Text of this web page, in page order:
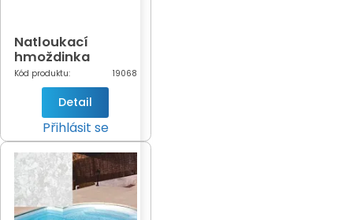
Natloukací
hmoždinka
6x40mm 100ks
Kód produktu: 19068
Detail
Přihlásit se